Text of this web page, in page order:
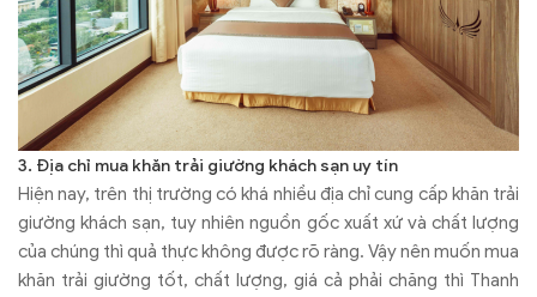
3. Địa chỉ mua khăn trải giường khách sạn uy tín
Hiện nay, trên thị trường có khá nhiều địa chỉ cung cấp khăn trải
giường khách sạn, tuy nhiên nguồn gốc xuất xứ và chất lượng
của chúng thì quả thực không được rõ ràng. Vậy nên muốn mua
khăn trải giường tốt, chất lượng, giá cả phải chăng thì Thanh